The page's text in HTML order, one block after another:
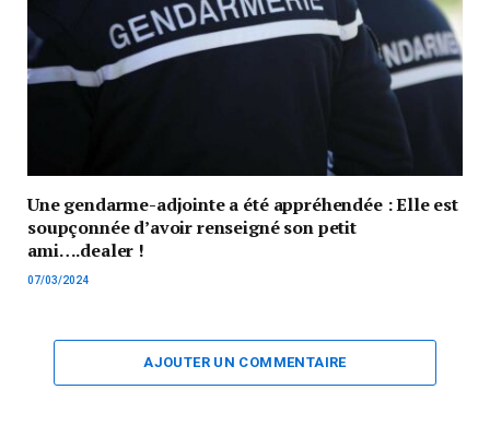
Une gendarme-adjointe a été appréhendée : Elle est
soupçonnée d’avoir renseigné son petit
ami….dealer !
07/03/2024
AJOUTER UN COMMENTAIRE